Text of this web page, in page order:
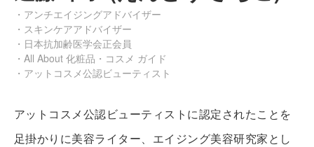
・アンチエイジングアドバイザー
・スキンケアアドバイザー
・日本抗加齢医学会正会員
・All About 化粧品・コスメ ガイド
・アットコスメ公認ビューティスト
アットコスメ公認ビューティストに認定されたことを
足掛かりに美容ライター、エイジング美容研究家とし